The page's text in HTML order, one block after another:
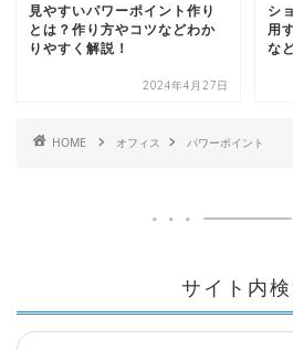
見やすいパワーポイント作り
とは？作り方やコツなどわか
りやすく解説！
2024年4月27日
シ
用
な
HOME オフィス パワーポイント
サイト内